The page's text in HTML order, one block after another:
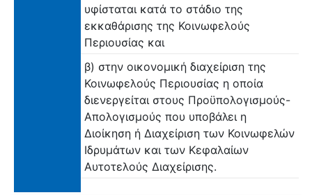
υφίσταται κατά το στάδιο της
εκκαθάρισης της Κοινωφελούς
Περιουσίας και
β) στην οικονομική διαχείριση της
Κοινωφελούς Περιουσίας η οποία
διενεργείται στους Προϋπολογισμούς-
Απολογισμούς που υποβάλει η
Διοίκηση ή Διαχείριση των Κοινωφελών
Ιδρυμάτων και των Κεφαλαίων
Αυτοτελούς Διαχείρισης.